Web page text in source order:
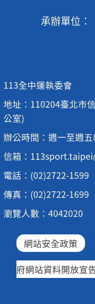
承辦單位：
113全中運執委會
地址：110204臺北市
公室)
辦公時間：週一至週
信箱：
電話：(02)2722-1599
傳真：(02)2722-1699
瀏覽人數：4042020
網站安全政策
府網站資料開放宣